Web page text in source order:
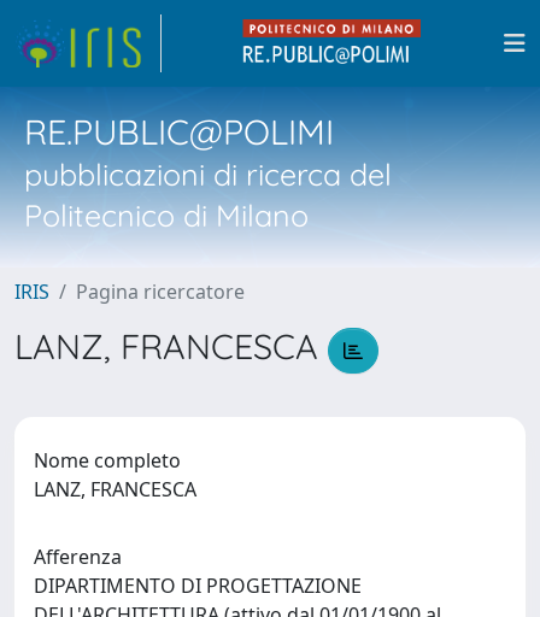
RE.PUBLIC@POLIMI
pubblicazioni di ricerca del
Politecnico di Milano
IRIS Pagina ricercatore
LANZ, FRANCESCA
Nome completo
LANZ, FRANCESCA
Afferenza
DIPARTIMENTO DI PROGETTAZIONE